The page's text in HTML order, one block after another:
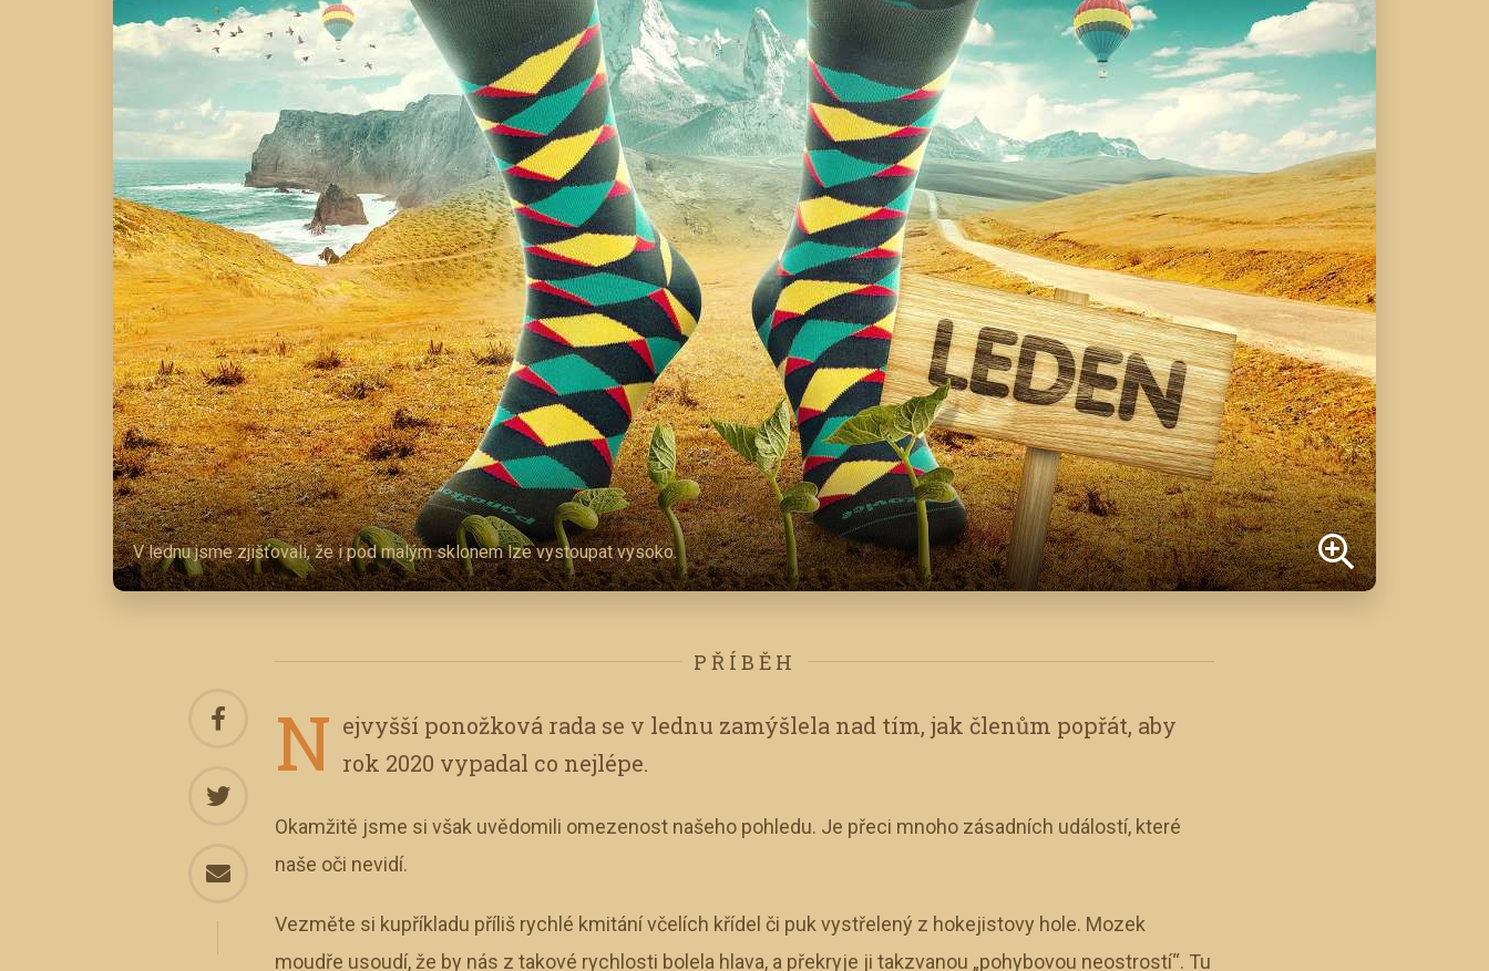
V lednu jsme zjišťovali, že i pod malým sklonem lze vystoupat vysoko.
PŘÍBĚH
N ejvyšší ponožková rada se v lednu zamýšlela nad tím, jak členům popřát, aby
rok 2020 vypadal co nejlépe.
Okamžitě jsme si však uvědomili omezenost našeho pohledu. Je přeci mnoho zásadních událostí, které
naše oči nevidí.
Vezměte si kupříkladu příliš rychlé kmitání včelích křídel či puk vystřelený z hokejistovy hole. Mozek
moudře usoudí, že by nás z takové rychlosti bolela hlava, a překryje ji takzvanou „pohybovou neostrostí“. Tu